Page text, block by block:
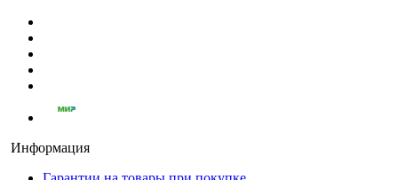
Информация